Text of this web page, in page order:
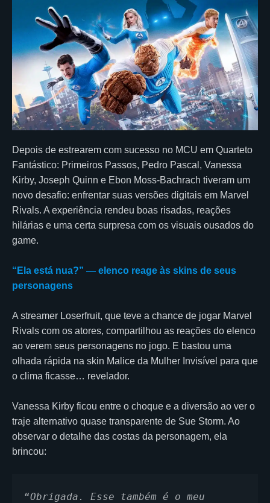
Depois de estrearem com sucesso no MCU em Quarteto
Fantástico: Primeiros Passos, Pedro Pascal, Vanessa
Kirby, Joseph Quinn e Ebon Moss-Bachrach tiveram um
novo desafio: enfrentar suas versões digitais em Marvel
Rivals. A experiência rendeu boas risadas, reações
hilárias e uma certa surpresa com os visuais ousados do
game.
“Ela está nua?” — elenco reage às skins de seus
personagens
A streamer Loserfruit, que teve a chance de jogar Marvel
Rivals com os atores, compartilhou as reações do elenco
ao verem seus personagens no jogo. E bastou uma
olhada rápida na skin Malice da Mulher Invisível para que
o clima ficasse… revelador.
Vanessa Kirby ficou entre o choque e a diversão ao ver o
traje alternativo quase transparente de Sue Storm. Ao
observar o detalhe das costas da personagem, ela
brincou:
“Obrigada. Esse também é o meu